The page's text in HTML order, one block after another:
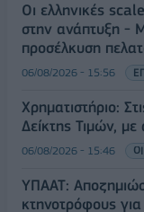
Οι ελληνικές
στην ανάπτυξη -
προσέλκυση
06/08/2026 - 15:56
Χρηματιστήριο:
Δείκτης Τιμών,
06/08/2026 - 15:46
ΥΠΑΑΤ:
κτηνοτρόφους